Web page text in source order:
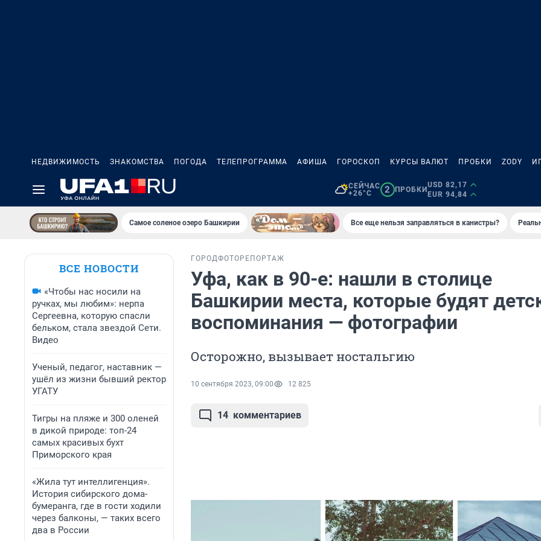
НЕДВИЖИМОСТЬ ЗНАКОМСТВА ПОГОДА ТЕЛЕПРОГРАММА АФИША ГОРОСКОП КУРСЫ ВАЛЮТ ПРОБКИ ZODY
СЕЙЧАС
+26°C
2 ПРОБКИ
USD 82,17
EUR 94,84
Самое соленое озеро Башкирии Все еще нельзя заправляться в канистры?
ВСЕ НОВОСТИ
«Чтобы нас носили на
ручках, мы любим»: нерпа
Сергеевна, которую спасли
бельком, стала звездой Сети.
Видео
Ученый, педагог, наставник —
ушёл из жизни бывший ректор
УГАТУ
Тигры на пляже и 300 оленей
в дикой природе: топ-24
самых красивых бухт
Приморского края
«Жила тут интеллигенция».
История сибирского дома-
бумеранга, где в гости ходили
через балконы, — таких всего
два в России
ГОРОДФОТОРЕПОРТАЖ
Уфа, как в 90-е: нашли в столице
Башкирии места, которые будят
воспоминания — фотографии
Осторожно, вызывает ностальгию
10 сентября 2023, 09:00 12 825
14 комментариев